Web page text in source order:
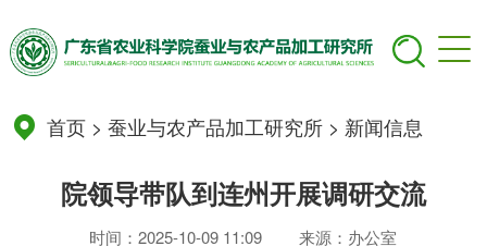
首页 >蚕业与农产品加工研究所 > 新闻信息
院领导带队到连州开展调研交流
时间：2025-10-09 11:09 来源：办公室